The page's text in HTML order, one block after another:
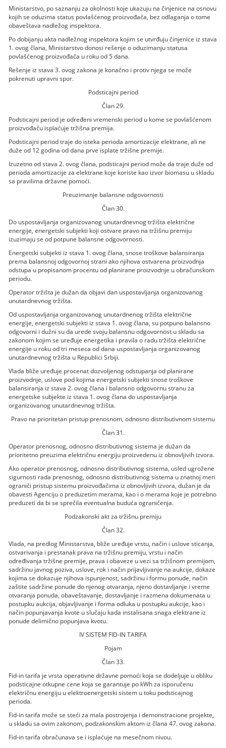
Ministarstvo, po saznanju za okolnosti koje ukazuju na činjenice na osnovu
kojih se oduzima status povlašćenog proizvođača, bez odlaganja o tome
obaveštava nadležog inspektora.
Po dobijanju akta nadležnog inspektora kojim se utvrđuju činjenice iz stava
1. ovog člana, Ministarstvo donosi rešenje o oduzimanju statusa
povlašćenog proizvođača u roku od 5 dana.
Rešenje iz stava 3. ovog zakona je konačno i protiv njega se može
pokrenuti upravni spor.
Podsticajni period
Član 29.
Podsticajni period je određeni vremenski period u kome se povlašćenom
proizvođaču isplaćuje tržišna premija.
Podsticajni period traje do isteka perioda amortizacije elektrane, ali ne
duže od 12 godina od dana prve isplate tržišne premije.
Izuzetno od stava 2. ovog člana, podsticajni period može da traje duže od
perioda amortizacije za elektrane koje koriste kao izvor biomasu u skladu
sa pravilima državne pomoći.
Preuzimanje balansne odgovornosti
Član 30.
Do uspostavljanja organizovanog unutardnevnog tržišta električne
energije, energetski subjekti koji ostvare pravo na tržišnu premiju
izuzimaju se od potpune balansne odgovornosti.
Energetski subjekti iz stava 1. ovog člana, snose troškove balansiranja
prema balansnoj odgovornoj strani ako njihova ostvarena proizvodnja
odstupa u propisanom procentu od planirane proizvodnje u obračunskom
periodu.
Operator tržišta je dužan da objavi dan uspostavljanja organizovanog
unutardnevnog tržišta.
Od uspostavljanja organizovanog unutardnenog tržišta električne
energije, energetski subjekti iz stava 1. ovog člana, su potpuno balansno
odgovorni i dužni su da urede svoju balansnu odgovornost u skladu sa
zakonom kojim se uređuje energetika i pravila o radu tržišta električne
energije u roku od tri meseca od dana uspostavljanja organizovanog
unutardnevnog tržišta u Republici Srbiji.
Vlada bliže uređuje procenat dozvoljenog odstupanja od planirane
proizvodnje, uslove pod kojima energetski subjekti snose troškove
balansiranja iz stava 2. ovog člana i balansno odgovornu stranu za
energetske subjekte iz stava 1. ovog člana do uspostavljanja
organizovanog unutardnevnog tržišta.
Pravo na prioritetan pristup prenosnom, odnosno distributivnom sistemu
Član 31.
Operator prenosnog, odnosno distributivnog sistema je dužan da
prioritetno preuzima električnu energiju proizvedenu iz obnovljivih izvora.
Ako operator prenosnog, odnosno distributivnog sistema, usled ugrožene
sigurnosti rada prenosnog, odnosno distributivnog sistema u znatnoj meri
ograniči pristup sistemu proizvođačima iz obnovljivih izvora, dužan je da
obavesti Agenciju o preduzetim merama, kao i o merama koje je potrebno
preduzeti da bi se sprečila eventualna buduća ograničenja.
Podzakonski akt za tržišnu premiju
Član 32.
Vlada, na predlog Ministarstva, bliže uređuje vrstu, način i uslove sticanja,
ostvarivanja i prestanak prava na tržišnu premiju, vrstu i način
određivanja tržišne premije, prava i obaveze u vezi sa tržišnom premijom,
sadržinu javnog poziva, uslove, rok i način prijavljivanje na aukcije, dokaze
kojima se dokazuje njihova ispunjenost, sadržinu i formu ponude, način
zaštite sadržine ponude do njenog otvaranja, njeno dostavljanje i vreme
otvaranja ponuda, obaveštavanje, dostavljanje i razmena dokumenata u
postupku aukcija, objavljivanje i forma odluka u postupku aukcije, kao i
način popunjavanja kvote u slučaju kada instalisana snaga elektrane iz
ponude delimično popunjava kvotu.
IV SISTEM FID-IN TARIFA
Pojam
Član 33.
Fid-in tarifa je vrsta operativne državne pomoći koja se dodeljuje u obliku
podsticajne otkupne cene koja se garantuje po kWh za isporučenu
električnu energiju u elektroenergetski sistem u toku podsticajnog
perioda.
Fid-in tarifa može se steći za mala postrojenja i demonstracione projekte,
u skladu sa ovim zakonom, podzakonskim aktom iz člana 47. ovog zakona.
Fid-in tarifa obračunava se i isplaćuje na mesečnom nivou.